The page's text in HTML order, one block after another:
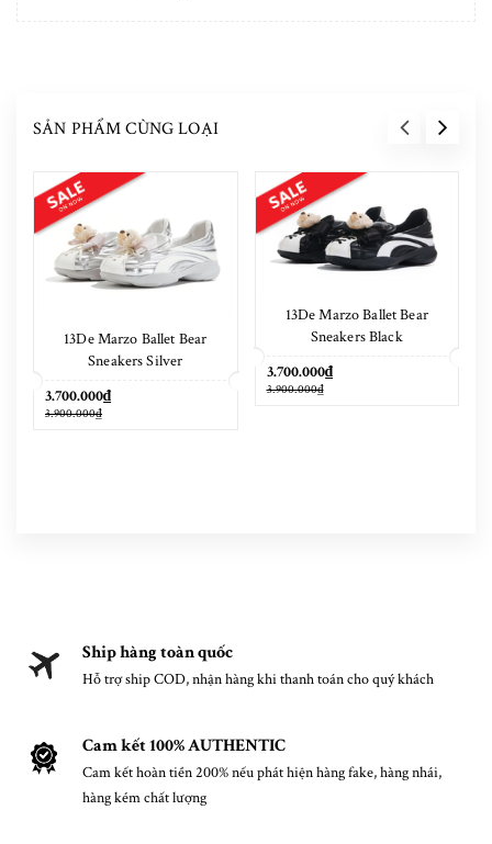
SẢN PHẨM CÙNG LOẠI
13De Marzo Ballet Bear
Sneakers Silver
3.700.000₫
3.900.000₫
13De Marzo Ballet Bear
Sneakers Black
3.700.000₫
3.900.000₫
Ship hàng toàn quốc
Hỗ trợ ship COD, nhận hàng khi thanh toán cho quý khách
Cam kết 100% AUTHENTIC
Cam kết hoàn tiền 200% nếu phát hiện hàng fake, hàng nhái,
hàng kém chất lượng